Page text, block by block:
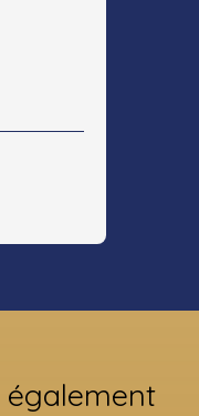
également